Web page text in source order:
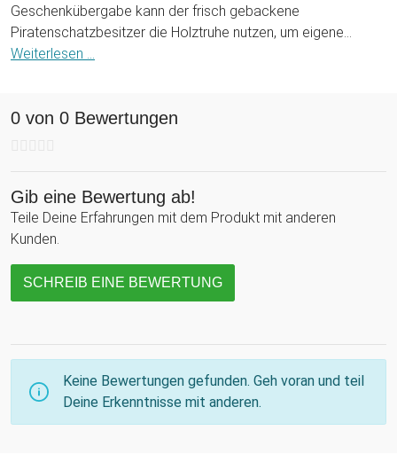
Geschenkübergabe kann der frisch gebackene
Piratenschatzbesitzer die Holztruhe nutzen, um eigene
Geheimnisse wie den verschollenen Süßigkeitenvorrat vor
Mitmenschen!
Weiterlesen ...
0 von 0 Bewertungen
Gib eine Bewertung ab!
Teile Deine Erfahrungen mit dem Produkt mit anderen
Kunden.
SCHREIB EINE BEWERTUNG
Keine Bewertungen gefunden. Geh voran und teil
Deine Erkenntnisse mit anderen.